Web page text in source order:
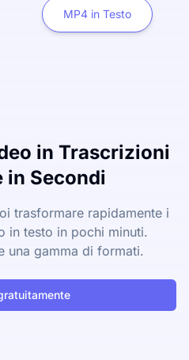
MP4 in Testo
in Trascrizioni
in Secondi
trasformare rapidamente i
in testo in pochi minuti.
una gamma di formati.